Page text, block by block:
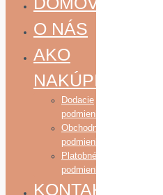
O NÁS
AKO
NAKÚPIŤ
Dodacie
podmienky
Obchodné
podmienky
Platobné
podmienky
KONTAKT